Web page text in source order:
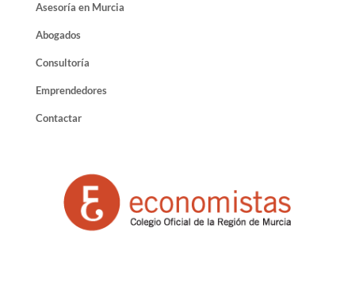
Asesoría en Murcia
Abogados
Consultoría
Emprendedores
Contactar